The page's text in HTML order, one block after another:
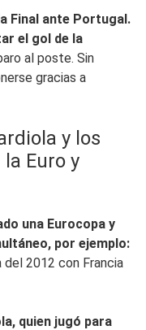
Final ante Portugal.
el gol de la
al poste. Sin
gracias a
y los
Euro y
una Eurocopa y
por ejemplo:
2012 con Francia
quien jugó para